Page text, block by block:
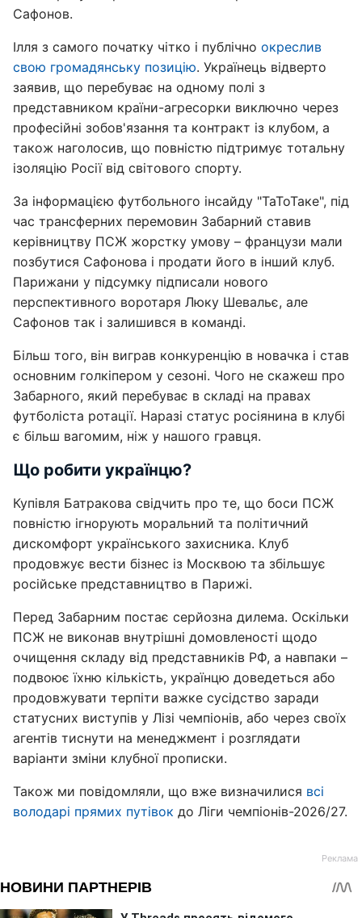
Сафонов.
Ілля з самого початку чітко і публічно окреслив
свою громадянську позицію. Українець відверто
заявив, що перебуває на одному полі з
представником країни-агресорки виключно через
професійні зобов'язання та контракт із клубом, а
також наголосив, що повністю підтримує тотальну
ізоляцію Росії від світового спорту.
За інформацією футбольного інсайду "ТаТоТаке", під
час трансферних перемовин Забарний ставив
керівництву ПСЖ жорстку умову – французи мали
позбутися Сафонова і продати його в інший клуб.
Парижани у підсумку підписали нового
перспективного воротаря Люку Шевальє, але
Сафонов так і залишився в команді.
Більш того, він виграв конкуренцію в новачка і став
основним голкіпером у сезоні. Чого не скажеш про
Забарного, який перебуває в складі на правах
футболіста ротації. Наразі статус росіянина в клубі
є більш вагомим, ніж у нашого гравця.
Що робити українцю?
Купівля Батракова свідчить про те, що боси ПСЖ
повністю ігнорують моральний та політичний
дискомфорт українського захисника. Клуб
продовжує вести бізнес із Москвою та збільшує
російське представництво в Парижі.
Перед Забарним постає серйозна дилема. Оскільки
ПСЖ не виконав внутрішні домовленості щодо
очищення складу від представників РФ, а навпаки –
подвоює їхню кількість, українцю доведеться або
продовжувати терпіти важке сусідство заради
статусних виступів у Лізі чемпіонів, або через своїх
агентів тиснути на менеджмент і розглядати
варіанти зміни клубної прописки.
Також ми повідомляли, що вже визначилися всі
володарі прямих путівок до Ліги чемпіонів-2026/27.